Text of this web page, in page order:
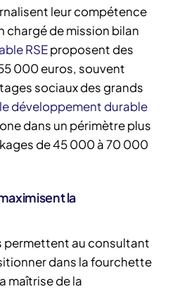
leur compétence
chargé de mission bilan
RSEproposent des
000 euros, souvent
sociaux des grands
développement durable
dans un périmètre plus
de 45 000 à 70 000
la
permettent au consultant
dans la fourchette
maîtrise de la